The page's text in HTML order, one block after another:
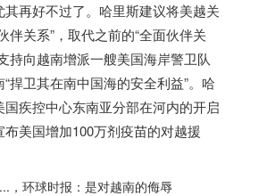
再好不过了。哈里斯建议将美越关
伴关系”，取代之前的“全面伙伴关
持向越南增派一艘美国海岸警卫队
“捍卫其在南中国海的安全利益”。哈
国疾控中心东南亚分部在河内的开启
美国增加100万剂疫苗的对越援